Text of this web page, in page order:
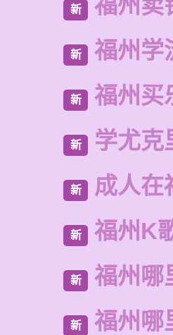
新 福州卖
新 福州学
新 福州买
新 学尤克
新 成人在
新 福州K
新 福州哪
新 福州哪